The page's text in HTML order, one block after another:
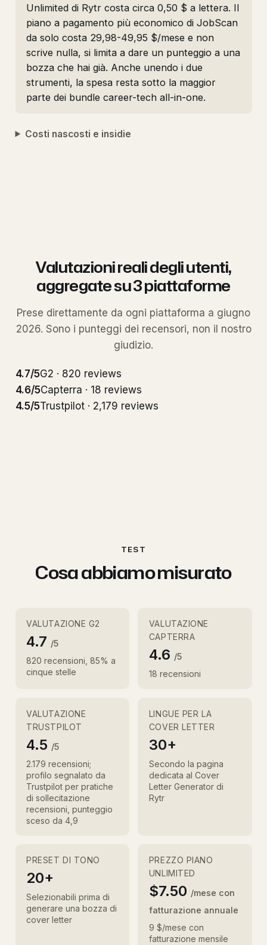
Unlimited di Rytr costa circa 0,50 $ a lettera. Il
piano a pagamento più economico di JobScan
da solo costa 29,98-49,95 $/mese e non
scrive nulla, si limita a dare un punteggio a una
bozza che hai già. Anche unendo i due
strumenti, la spesa resta sotto la maggior
parte dei bundle career-tech all-in-one.
Costi nascosti e insidie
Valutazioni reali degli utenti,
aggregate su 3 piattaforme
Prese direttamente da ogni piattaforma a giugno
2026. Sono i punteggi dei recensori, non il nostro
giudizio.
4.7/5G2 · 820 reviews
4.6/5Capterra · 18 reviews
4.5/5Trustpilot · 2,179 reviews
TEST
Cosa abbiamo misurato
VALUTAZIONE G2
4.7 /5
820 recensioni, 85% a
cinque stelle
VALUTAZIONE
CAPTERRA
4.6 /5
18 recensioni
VALUTAZIONE
TRUSTPILOT
4.5 /5
2.179 recensioni;
profilo segnalato da
Trustpilot per pratiche
di sollecitazione
recensioni, punteggio
sceso da 4,9
LINGUE PER LA
COVER LETTER
30+
Secondo la pagina
dedicata al Cover
Letter Generator di
Rytr
PRESET DI TONO
20+
Selezionabili prima di
generare una bozza di
cover letter
PREZZO PIANO
UNLIMITED
$7.50 /mese con
fatturazione annuale
9 $/mese con
fatturazione mensile